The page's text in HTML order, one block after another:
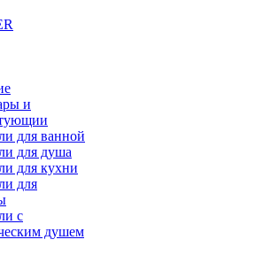
и
для ванной
для душа
для кухни
для
с
душем